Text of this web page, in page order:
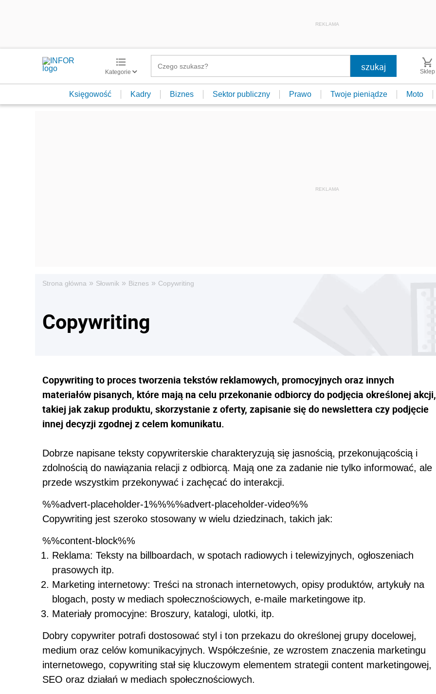
REKLAMA
Kategorie Sklep
Księgowość Kadry Biznes Sektor publiczny Prawo Twoje pieniądze Moto
Strona główna » Słownik » Biznes » Copywriting
Copywriting
Copywriting to proces tworzenia tekstów reklamowych, promocyjnych oraz innych
materiałów pisanych, które mają na celu przekonanie odbiorcy do podjęcia określonej akcji,
takiej jak zakup produktu, skorzystanie z oferty, zapisanie się do newslettera czy podjęcie
innej decyzji zgodnej z celem komunikatu.
Dobrze napisane teksty copywriterskie charakteryzują się jasnością, przekonującością i
zdolnością do nawiązania relacji z odbiorcą. Mają one za zadanie nie tylko informować, ale
przede wszystkim przekonywać i zachęcać do interakcji.
%%advert-placeholder-1%%%%advert-placeholder-video%%
Copywriting jest szeroko stosowany w wielu dziedzinach, takich jak:
%%content-block%%
Reklama: Teksty na billboardach, w spotach radiowych i telewizyjnych, ogłoszeniach
prasowych itp.
Marketing internetowy: Treści na stronach internetowych, opisy produktów, artykuły na
blogach, posty w mediach społecznościowych, e-maile marketingowe itp.
Materiały promocyjne: Broszury, katalogi, ulotki, itp.
Dobry copywriter potrafi dostosować styl i ton przekazu do określonej grupy docelowej,
medium oraz celów komunikacyjnych. Współcześnie, ze wzrostem znaczenia marketingu
internetowego, copywriting stał się kluczowym elementem strategii content marketingowej,
SEO oraz działań w mediach społecznościowych.